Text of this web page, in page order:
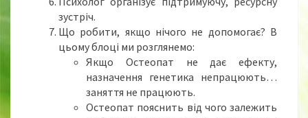
зустріч.
Що робити, якщо нічого не допомогає? В
цьому блоці ми розглянемо:
Якщо Остеопат не дає ефекту,
назначення генетика непрацюють…
заняття не працюють.
Остеопат пояснить від чого залежить